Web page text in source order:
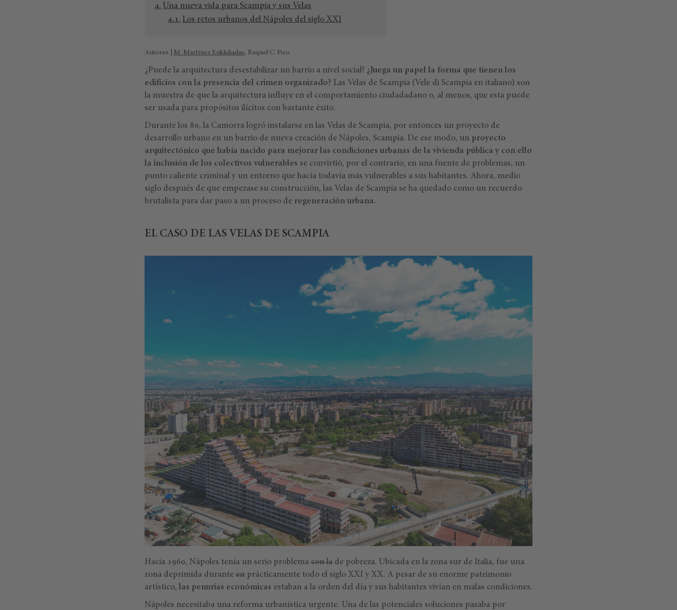
Una nueva vida para Scampia y sus Velas
Los retos urbanos del Nápoles del siglo XXI
Autores | M. Martínez Euklidiadas, Raquel C. Pico
¿Puede la arquitectura desestabilizar un barrio a nivel social? ¿Juega un papel la forma que tienen los
edificios con la presencia del crimen organizado? Las Velas de Scampia (Vele di Scampia en italiano) son
la muestra de que la arquitectura influye en el comportamiento ciudadadano o, al menos, que esta puede
ser usada para propósitos ilícitos con bastante éxito.
Durante los 80, la Camorra logró instalarse en las Velas de Scampia, por entonces un proyecto de
desarrollo urbano en un barrio de nueva creación de Nápoles, Scampia. De ese modo, un proyecto
arquitectónico que había nacido para mejorar las condiciones urbanas de la vivienda pública y con ello
la inclusión de los colectivos vulnerables se convirtió, por el contrario, en una fuente de problemas, un
punto caliente criminal y un entorno que hacía todavía más vulnerables a sus habitantes. Ahora, medio
siglo después de que empezase su construcción, las Velas de Scampia se ha quedado como un recuerdo
brutalista para dar paso a un proceso de regeneración urbana.
EL CASO DE LAS VELAS DE SCAMPIA
Hacia 1960, Nápoles tenía un serio problema con la de pobreza. Ubicada en la zona sur de Italia, fue una
zona deprimida durante en prácticamente todo el siglo XXI y XX. A pesar de su enorme patrimonio
artístico, las penurias económicas estaban a la orden del día y sus habitantes vivían en malas condiciones.
Nápoles necesitaba una reforma urbanística urgente. Una de las potenciales soluciones pasaba por